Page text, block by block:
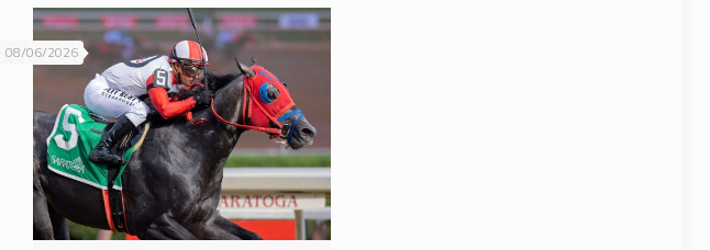
08/06/2026